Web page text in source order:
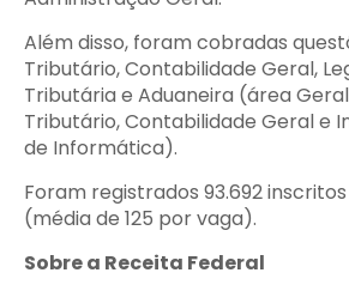
Além disso, foram cobradas
Tributário, Contabilidade Geral,
Tributária e Aduaneira (área
Tributário, Contabilidade Geral e
de Informática).
Foram registrados 93.692
(média de 125 por vaga).
Sobre a Receita Federal